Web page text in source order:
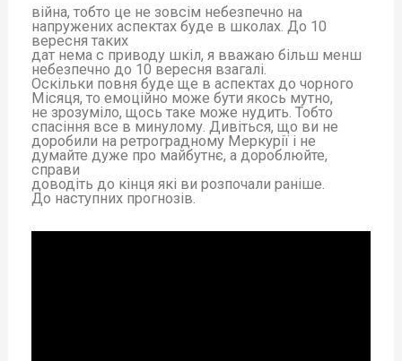
війна, тобто це не зовсім небезпечно на
напружених аспектах буде в школах. До 10
вересня таких
дат нема с приводу шкіл, я вважаю більш менш
небезпечно до 10 вересня взагалі.
Оскільки повня буде ще в аспектах до чорного
Місяця, то емоційно може бути якось мутно,
не зрозуміло, щось таке може нудить. Тобто
спасіння все в минулому. Дивіться, що ви не
доробили на ретроградному Меркурії і не
думайте дуже про майбутнє, а дороблюйте,
справи
доводіть до кінця які ви розпочали раніше.
До наступних прогнозів.